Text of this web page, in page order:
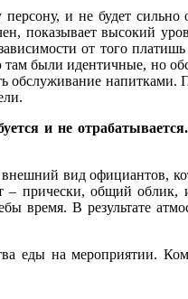
и не будет сильно
показывает высокий
от того
были идентичные, но
обслуживание
и не
вид официантов,
– прически, общий
время. В результате
еды на мероприятии.